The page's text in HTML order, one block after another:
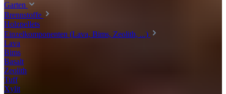
Garten
Brennstoffe
Holzpellets
Einzelkomponenten (Lava, Bims, Zeolith, ...)
Lava
Bims
Basalt
Zeolith
Tuff
Xylit